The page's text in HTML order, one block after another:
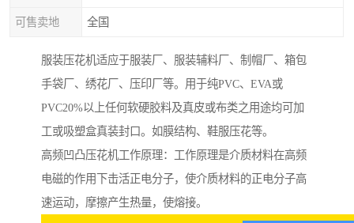
可售卖地 全国
服装压花机适应于服装厂、服装辅料厂、制帽厂、箱包
手袋厂、绣花厂、压印厂等。用于纯PVC、EVA或
PVC20%以上任何软硬胶料及真皮或布类之用途均可加
工或吸塑盒真装封口。如膜结构、鞋服压花等。
高频凹凸压花机工作原理：工作原理是介质材料在高频
电磁的作用下击活正电分子，使介质材料的正电分子高
速运动，摩擦产生热量，使熔接。